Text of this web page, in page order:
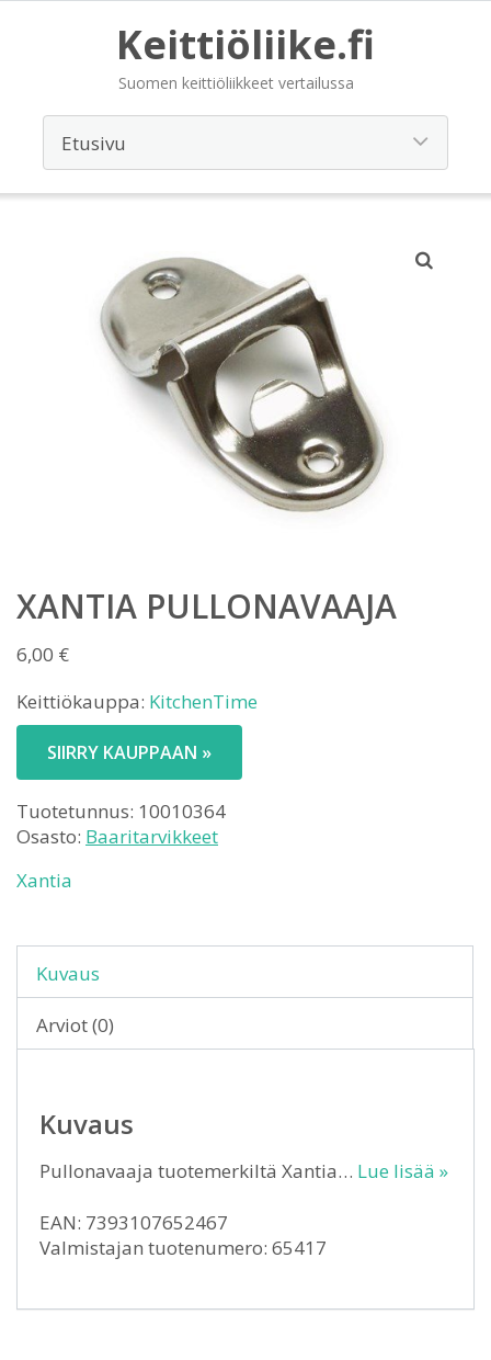
Keittiöliike.fi
Suomen keittiöliikkeet vertailussa
XANTIA PULLONAVAAJA
6,00 €
Keittiökauppa: KitchenTime
SIIRRY KAUPPAAN »
Tuotetunnus: 10010364
Osasto: Baaritarvikkeet
Xantia
Kuvaus
Arviot (0)
Kuvaus
Pullonavaaja tuotemerkiltä Xantia… Lue lisää »
EAN: 7393107652467
Valmistajan tuotenumero: 65417